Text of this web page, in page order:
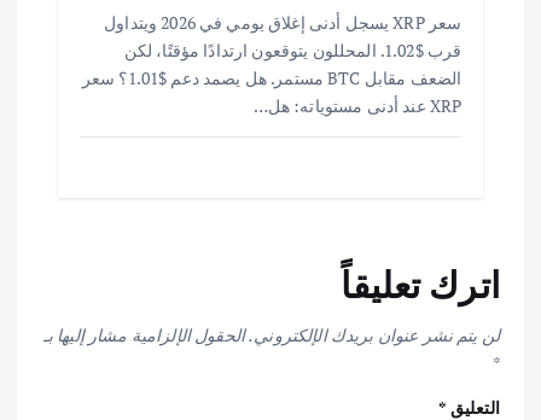
سعر XRP يسجل أدنى إغلاق يومي في 2026 ويتداول
قرب $1.02. المحللون يتوقعون ارتدادًا مؤقتًا، لكن
الضعف مقابل BTC مستمر. هل يصمد دعم $1.01؟ سعر
XRP عند أدنى مستوياته: هل…
اترك تعليقاً
لن يتم نشر عنوان بريدك الإلكتروني.الحقول الإلزامية مشار إليها بـ
*
التعليق*